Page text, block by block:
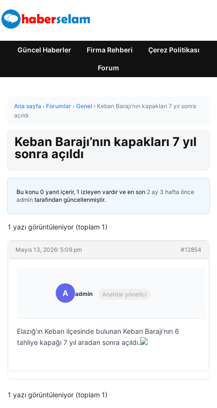
Güncel Haberler Firma Rehberi Çerez Politikası
Forum
Ana sayfa › Forumlar › Genel › Keban Barajı’nın kapakları 7 yıl sonra
açıldı
Keban Barajı’nın kapakları 7 yıl
sonra açıldı
Bu konu 0 yanıt içerir, 1 izleyen vardır ve en son 2 ay 3 hafta önce
admin tarafından güncellenmiştir.
1 yazı görüntüleniyor (toplam 1)
Mayıs 13, 2026: 5:09 pm #12854
A admin Anahtar yönetici
Elazığ’ın Keban ilçesinde bulunan Keban Barajı’nın 6
tahliye kapağı 7 yıl aradan sonra açıldı.
1 yazı görüntüleniyor (toplam 1)